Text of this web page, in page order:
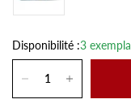
Disponibilité :3